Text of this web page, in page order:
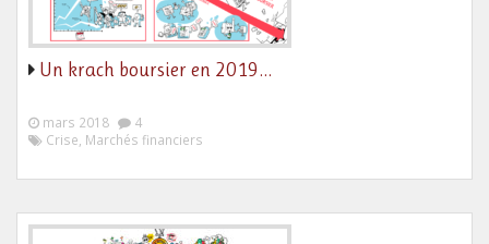
Un krach boursier en 2019…
mars 2018
4
Crise, Marchés financiers